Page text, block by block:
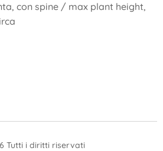
con spine / max plant height,
Tutti i diritti riservati